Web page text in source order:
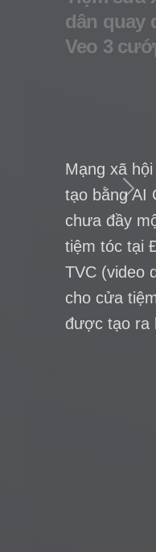
quảng cáo
đồng và
Khôi Bi, chủ
sở hữu một
nghiệp)
Video này
– công […]